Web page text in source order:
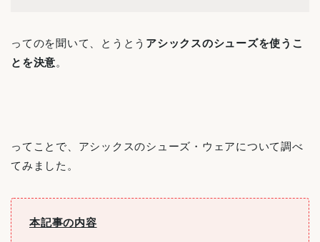
ってのを聞いて、とうとう アシックスのシューズを使うこ
とを決意。
ってことで、アシックスのシューズ・ウェアについて調べ
てみました。
本記事の内容